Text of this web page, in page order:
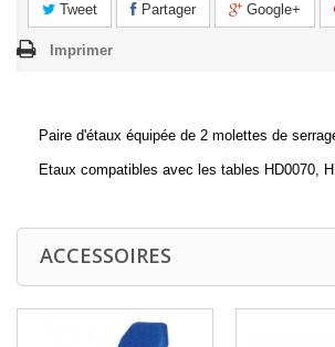
Tweet Partager Google+
Imprimer
Paire d'étaux équipée de 2 molettes de
Etaux compatibles avec les tables HD0070,
ACCESSOIRES